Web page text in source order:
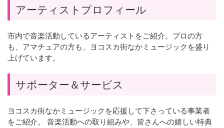
アーティストプロフィール
市内で音楽活動しているアーティストをご紹介。プロの方
も、アマチュアの方も、ヨコスカ街なかミュージックを盛り
上げています。
サポーター＆サービス
ヨコスカ街なかミュージックを応援して下さっている事業者
をご紹介。 音楽活動への取り組みや、皆さんへの嬉しい特典